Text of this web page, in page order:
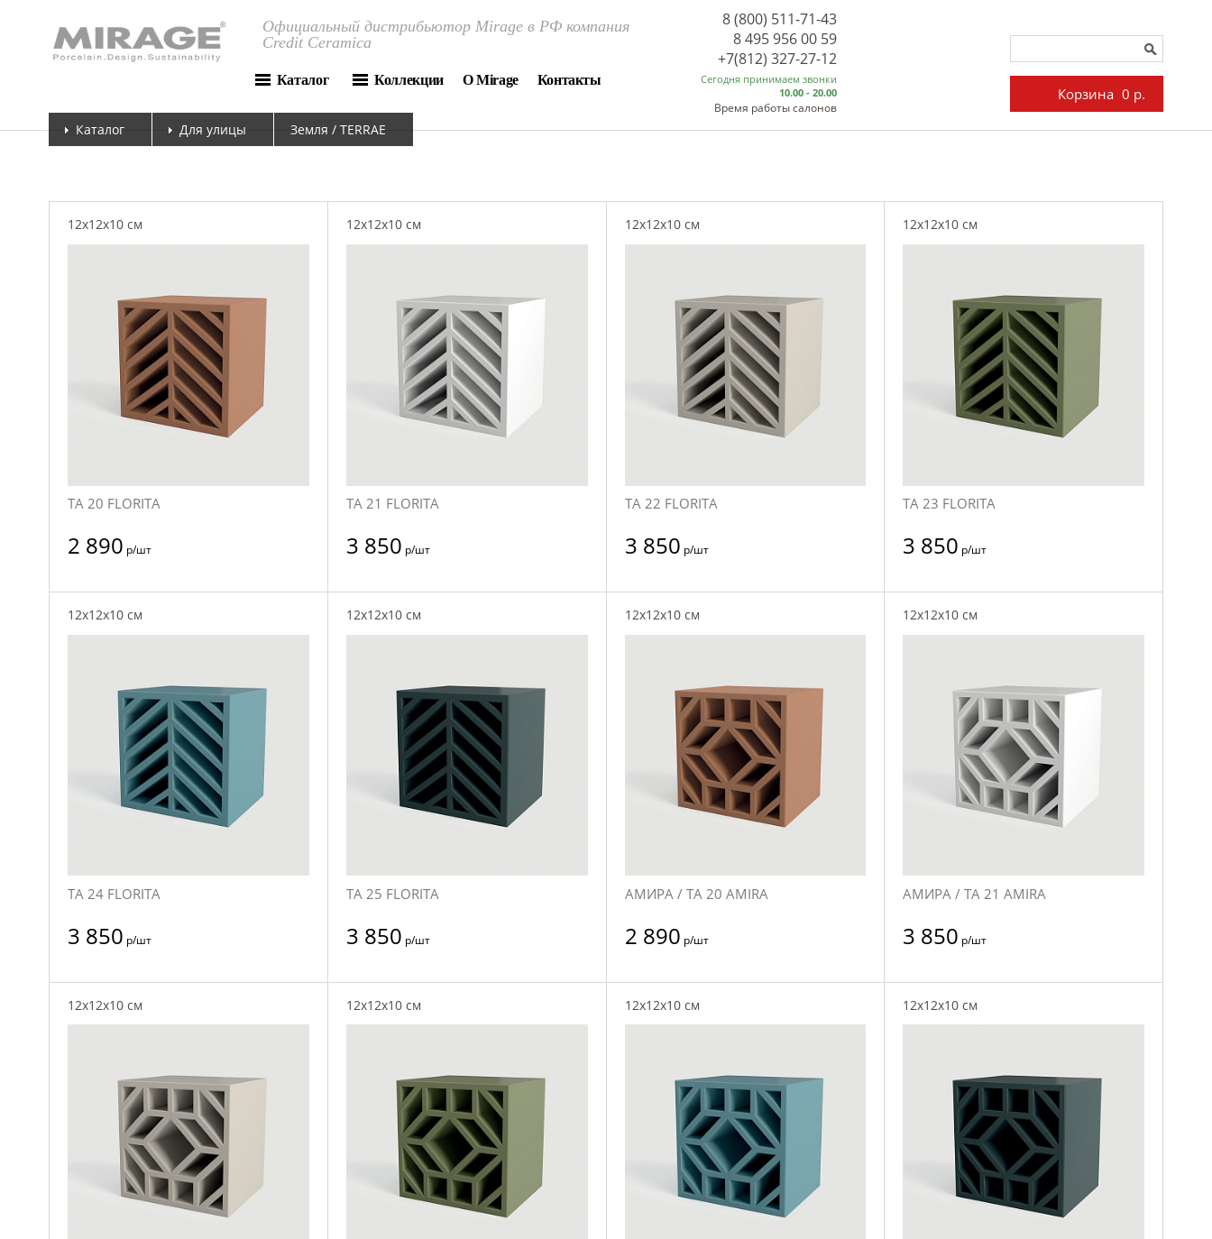
Официальный дистрибьютор Mirage в РФ компания
Credit Ceramica
Каталог Коллекции О Mirage Контакты
8 (800) 511-71-43
8 495 956 00 59
Сегодня принимаем звонки
10.00 - 20.00
Время работы салонов
+7(812) 327-27-12
Корзина 0 р.
Каталог Для улицы Земля / TERRAE
12x12x10 см
TA 20 FLORITA
2 890 р/шт
12x12x10 см
TA 21 FLORITA
3 850 р/шт
12x12x10 см
TA 22 FLORITA
3 850 р/шт
12x12x10 см
TA 23 FLORITA
3 850 р/шт
12x12x10 см
TA 24 FLORITA
3 850 р/шт
12x12x10 см
TA 25 FLORITA
3 850 р/шт
12x12x10 см
АМИРА / TA 20 AMIRA
2 890 р/шт
12x12x10 см
АМИРА / TA 21 AMIRA
3 850 р/шт
12x12x10 см 12x12x10 см 12x12x10 см 12x12x10 см